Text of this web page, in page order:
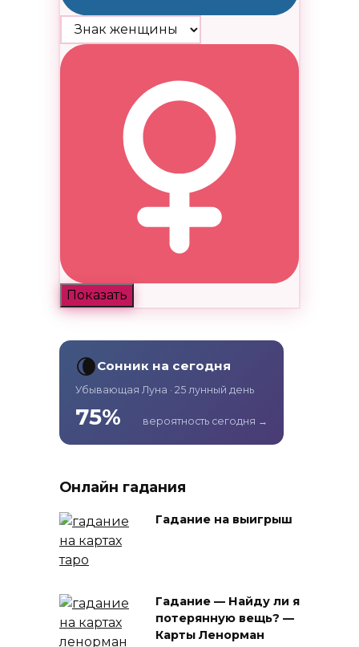
Показать
🌘Сонник на сегодня
Убывающая Луна · 25 лунный день
75% вероятность сегодня →
Онлайн гадания
Гадание на выигрыш
Гадание — Найду ли я
потерянную вещь? —
Карты Ленорман